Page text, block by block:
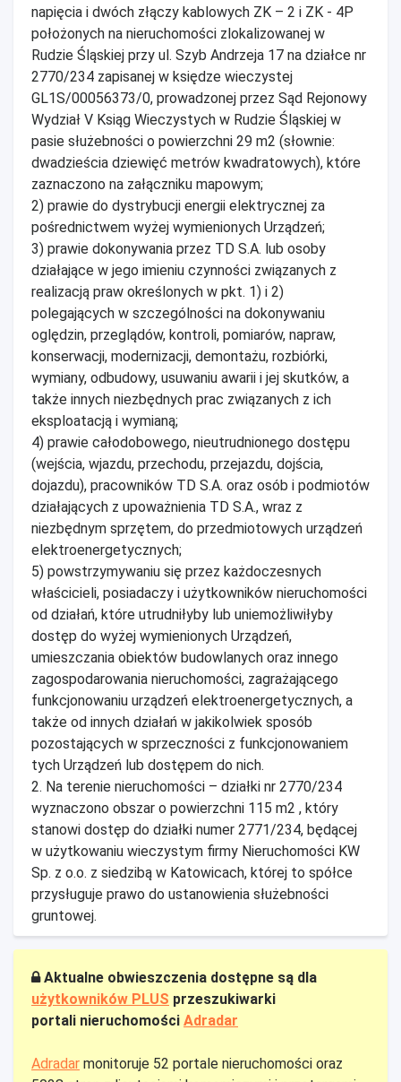
napięcia i dwóch złączy kablowych ZK – 2 i ZK - 4P
położonych na nieruchomości zlokalizowanej w
Rudzie Śląskiej przy ul. Szyb Andrzeja 17 na działce nr
2770/234 zapisanej w księdze wieczystej
GL1S/00056373/0, prowadzonej przez Sąd Rejonowy
Wydział V Ksiąg Wieczystych w Rudzie Śląskiej w
pasie służebności o powierzchni 29 m2 (słownie:
dwadzieścia dziewięć metrów kwadratowych), które
zaznaczono na załączniku mapowym;
2) prawie do dystrybucji energii elektrycznej za
pośrednictwem wyżej wymienionych Urządzeń;
3) prawie dokonywania przez TD S.A. lub osoby
działające w jego imieniu czynności związanych z
realizacją praw określonych w pkt. 1) i 2)
polegających w szczególności na dokonywaniu
oględzin, przeglądów, kontroli, pomiarów, napraw,
konserwacji, modernizacji, demontażu, rozbiórki,
wymiany, odbudowy, usuwaniu awarii i jej skutków, a
także innych niezbędnych prac związanych z ich
eksploatacją i wymianą;
4) prawie całodobowego, nieutrudnionego dostępu
(wejścia, wjazdu, przechodu, przejazdu, dojścia,
dojazdu), pracowników TD S.A. oraz osób i podmiotów
działających z upoważnienia TD S.A., wraz z
niezbędnym sprzętem, do przedmiotowych urządzeń
elektroenergetycznych;
5) powstrzymywaniu się przez każdoczesnych
właścicieli, posiadaczy i użytkowników nieruchomości
od działań, które utrudniłyby lub uniemożliwiłyby
dostęp do wyżej wymienionych Urządzeń,
umieszczania obiektów budowlanych oraz innego
zagospodarowania nieruchomości, zagrażającego
funkcjonowaniu urządzeń elektroenergetycznych, a
także od innych działań w jakikolwiek sposób
pozostających w sprzeczności z funkcjonowaniem
tych Urządzeń lub dostępem do nich.
2. Na terenie nieruchomości – działki nr 2770/234
wyznaczono obszar o powierzchni 115 m2 , który
stanowi dostęp do działki numer 2771/234, będącej
w użytkowaniu wieczystym firmy Nieruchomości KW
Sp. z o.o. z siedzibą w Katowicach, której to spółce
przysługuje prawo do ustanowienia służebności
gruntowej.
Aktualne obwieszczenia dostępne są dla
użytkowników PLUS przeszukiwarki
portali nieruchomości Adradar
Adradar monitoruje 52 portale nieruchomości oraz